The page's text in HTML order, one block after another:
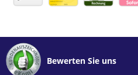
Bewerten Sie uns